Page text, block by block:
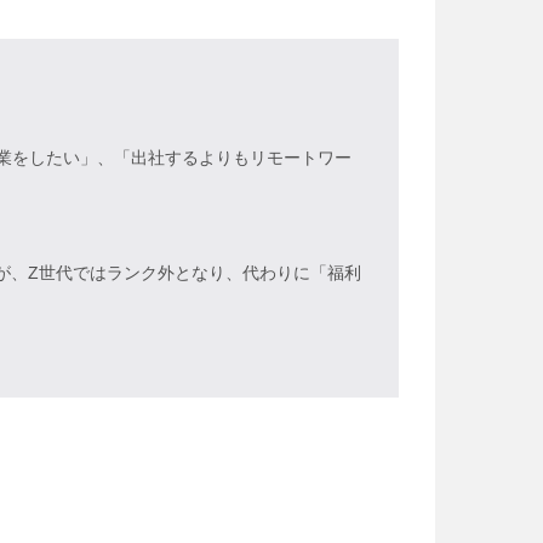
をしたい」、「出社するよりもリモートワー
Z世代ではランク外となり、代わりに「福利